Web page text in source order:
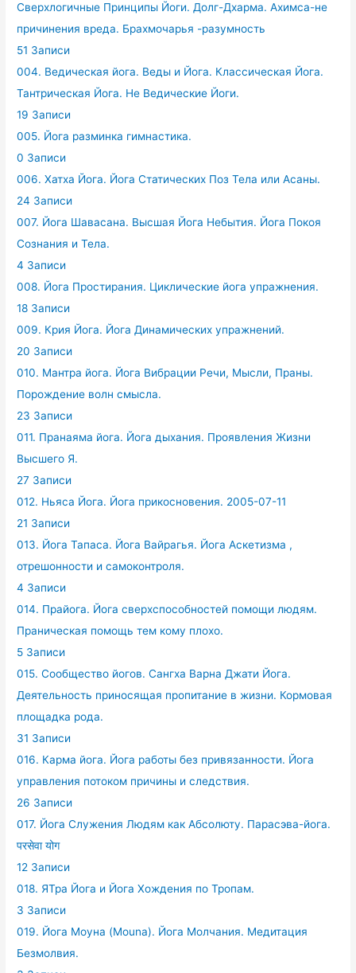
Сверхлогичные Принципы Йоги. Долг-Дхарма. Ахимса-не
причинения вреда. Брахмочарья -разумность
51 Записи
004. Ведическая йога. Веды и Йога. Классическая Йога.
Тантрическая Йога. Не Ведические Йоги.
19 Записи
005. Йога разминка гимнастика.
0 Записи
006. Хатха Йога. Йога Статических Поз Тела или Асаны.
24 Записи
007. Йога Шавасана. Высшая Йога Небытия. Йога Покоя
Сознания и Тела.
4 Записи
008. Йога Простирания. Циклические йога упражнения.
18 Записи
009. Крия Йога. Йога Динамических упражнений.
20 Записи
010. Мантра йога. Йога Вибрации Речи, Мысли, Праны.
Порождение волн смысла.
23 Записи
011. Пранаяма йога. Йога дыхания. Проявления Жизни
Высшего Я.
27 Записи
012. Ньяса Йога. Йога прикосновения. 2005-07-11
21 Записи
013. Йога Тапаса. Йога Вайрагья. Йога Аскетизма ,
отрешонности и самоконтроля.
4 Записи
014. Прайога. Йога сверхспособностей помощи людям.
Праническая помощь тем кому плохо.
5 Записи
015. Сообщество йогов. Сангха Варна Джати Йога.
Деятельность приносящая пропитание в жизни. Кормовая
площадка рода.
31 Записи
016. Карма йога. Йога работы без привязанности. Йога
управления потоком причины и следствия.
26 Записи
017. Йога Служения Людям как Абсолюту. Парасэва-йога.
परसेवा योग
12 Записи
018. ЯТра Йога и Йога Хождения по Тропам.
3 Записи
019. Йога Моуна (Mouna). Йога Молчания. Медитация
Безмолвия.